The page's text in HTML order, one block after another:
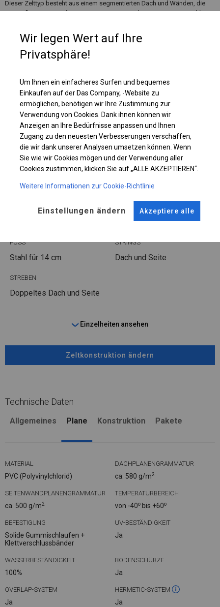
Dieser Zelttyp besteht aus einem segmentierten Dach und Wänden, die
mit großen Sprossenfenstern ausgestattet sind. Es ist eine gute Wahl,
organisieren. Dann können wir einmal ein kleineres Zelt aufstellen oder
mehr Segmente hinzufügen, um mehr Platz zu schaffen.
Plane ändern
KONSTRUKTION
POLAR PLUS
ANSCHLÜSSE
Stahl ca.fi 54 mm
FUSS
Stahl für 14 cm
STRINGS
Dach und Seite
STREBEN
Doppeltes Dach und Seite
Einzelheiten ansehen
Zeltkonstruktion ändern
Technische Daten
Allgemeines Plane Konstruktion Pakete
MATERIAL
PVC (Polyvinylchlorid)
DACHPLANENGRAMMATUR
ca. 580 g/m2
SEITENWANDPLANENGRAMMATUR
ca. 500 g/m2
TEMPERATURBEREICH
von -40o bis +60o
BEFESTIGUNG
Solide Gummischlaufen +
Klettverschlussbänder
UV-BESTÄNDIGKEIT
Ja
WASSERBESTÄNDIGKEIT
100%
BODENSCHÜRZE
Ja
OVERLAP-SYSTEM
Ja
HERMETIC-SYSTEM
Ja
Wir legen Wert auf Ihre
Privatsphäre!
Um Ihnen ein einfacheres Surfen und bequemes
Einkaufen auf der Das Company, -Website zu
ermöglichen, benötigen wir Ihre Zustimmung zur
Verwendung von Cookies. Dank ihnen können wir
Anzeigen an Ihre Bedürfnisse anpassen und Ihnen
Zugang zu den neuesten Verbesserungen verschaffen,
die wir dank unserer Analysen umsetzen können. Wenn
Sie wie wir Cookies mögen und der Verwendung aller
Cookies zustimmen, klicken Sie auf „ALLE AKZEPTIEREN“.
Weitere Informationen zur Cookie-Richtlinie
Einstellungen ändern Akzeptiere alle